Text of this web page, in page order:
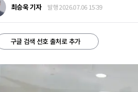
최승욱 기자 발행 2026.07.06 15:39
구글 검색 선호 출처로 추가